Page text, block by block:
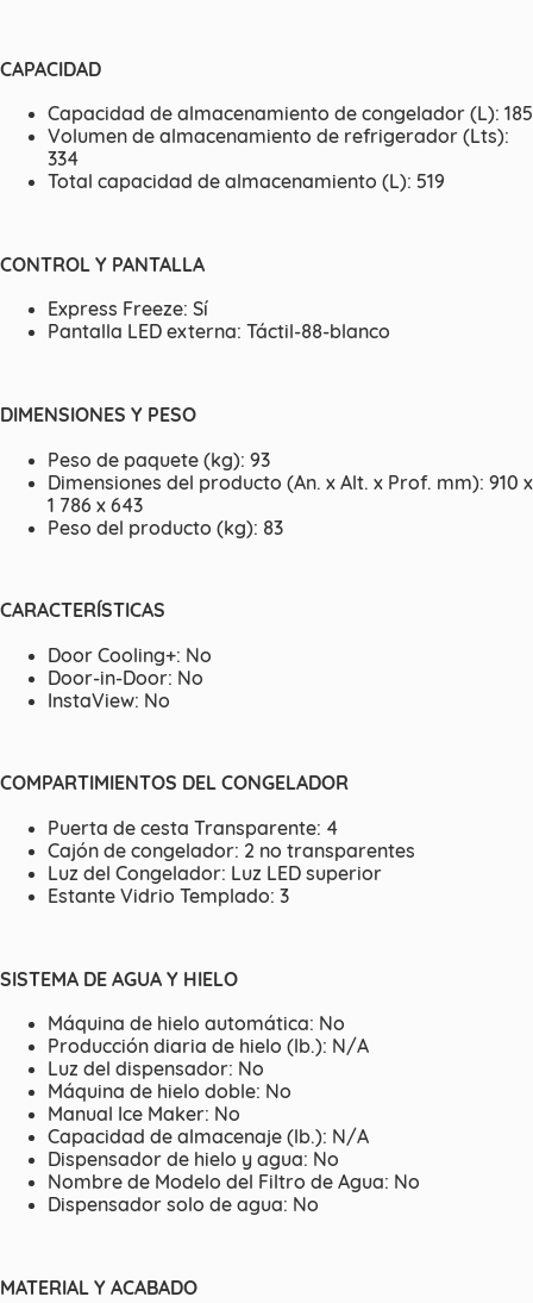
CAPACIDAD
Capacidad de almacenamiento de congelador (L): 185
Volumen de almacenamiento de refrigerador (Lts):
334
Total capacidad de almacenamiento (L): 519
CONTROL Y PANTALLA
Express Freeze: Sí
Pantalla LED externa: Táctil-88-blanco
DIMENSIONES Y PESO
Peso de paquete (kg): 93
Dimensiones del producto (An. x Alt. x Prof. mm): 910 x
1 786 x 643
Peso del producto (kg): 83
CARACTERÍSTICAS
Door Cooling+: No
Door-in-Door: No
InstaView: No
COMPARTIMIENTOS DEL CONGELADOR
Puerta de cesta Transparente: 4
Cajón de congelador: 2 no transparentes
Luz del Congelador: Luz LED superior
Estante Vidrio Templado: 3
SISTEMA DE AGUA Y HIELO
Máquina de hielo automática: No
Producción diaria de hielo (lb.): N/A
Luz del dispensador: No
Máquina de hielo doble: No
Manual Ice Maker: No
Capacidad de almacenaje (lb.): N/A
Dispensador de hielo y agua: No
Nombre de Modelo del Filtro de Agua: No
Dispensador solo de agua: No
MATERIAL Y ACABADO